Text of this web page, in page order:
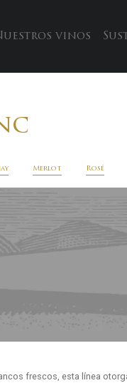
vinos
Merlot Rosé
frescos, esta línea